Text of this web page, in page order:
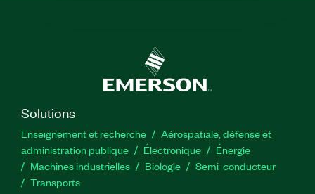
Solutions
Enseignement et recherche
Aérospatiale, défense et
administration publique
Électronique
Énergie​
Machines industrielles
Biologie
Semi-conducteur
Transports